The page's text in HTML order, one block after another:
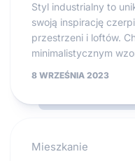
Styl industrialny to
swoją inspirację
przestrzeni i loftów.
minimalistycznym
8 WRZEŚNIA 2023
Mieszkanie